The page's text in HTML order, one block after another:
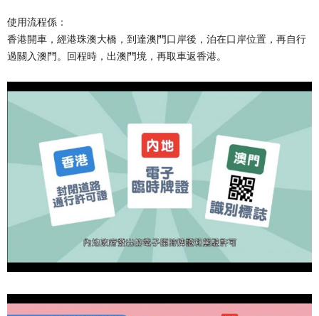
使用流程係：
香港開車，經港珠澳大橋，到達澳門口岸後，泊在口岸位置，再自行
過關入澳門。回程時，出澳門境，再取車返香港。